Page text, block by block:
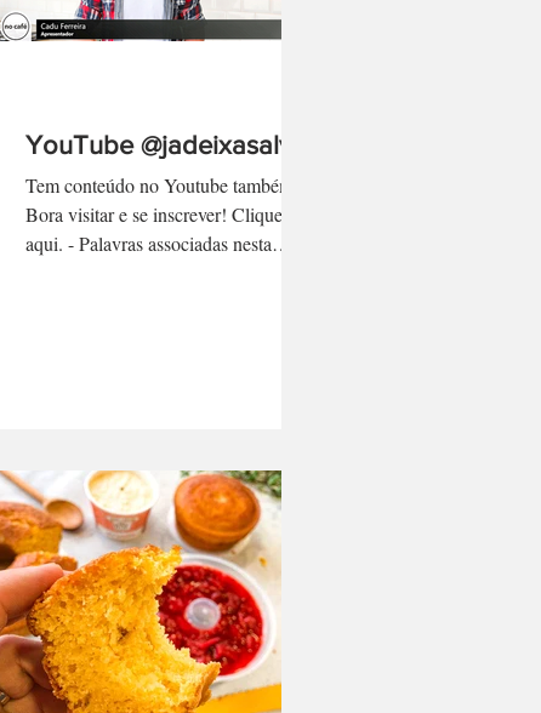
YouTube @jadeixasalvo
Tem conteúdo no Youtube também!
Bora visitar e se inscrever! Clique
aqui. - Palavras associadas nesta